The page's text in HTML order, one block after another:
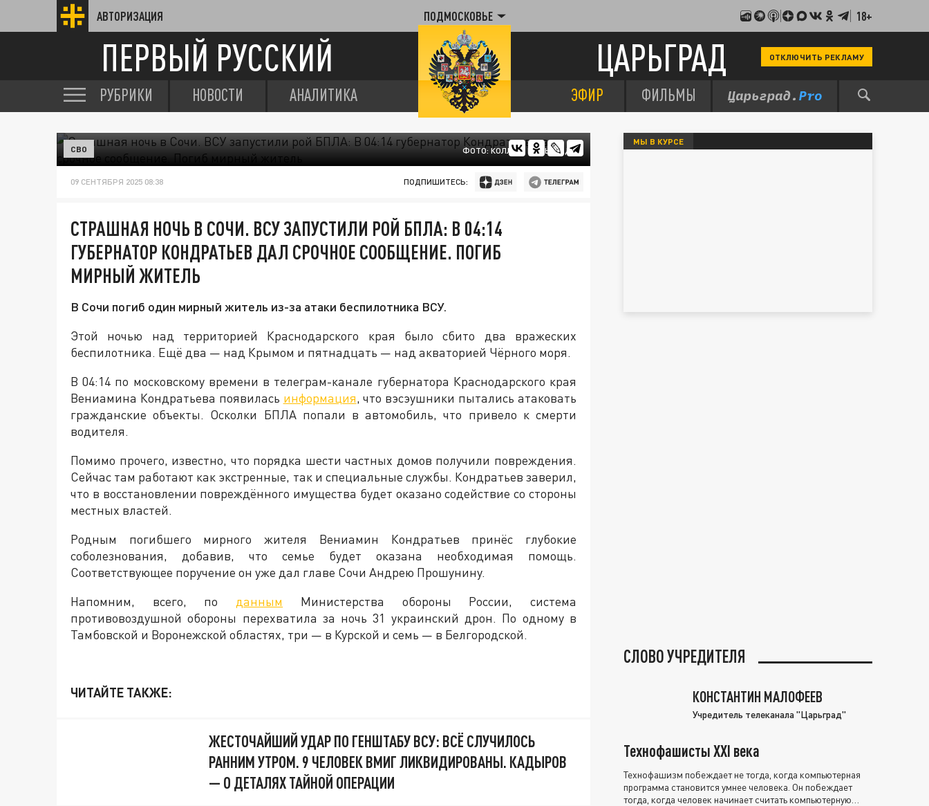
АВТОРИЗАЦИЯ ПОДМОСКОВЬЕ 18+
ПЕРВЫЙ РУССКИЙ ЦАРЬГРАД ОТКЛЮЧИТЬ РЕКЛАМУ
РУБРИКИ НОВОСТИ АНАЛИТИКА ЭФИР ФИЛЬМЫ
ФОТО: КОЛЛАЖ ЦАРЬГРАДА
СВО
09 СЕНТЯБРЯ 2025 08:38 ПОДПИШИТЕСЬ:
СТРАШНАЯ НОЧЬ В СОЧИ. ВСУ ЗАПУСТИЛИ РОЙ БПЛА: В 04:14
ГУБЕРНАТОР КОНДРАТЬЕВ ДАЛ СРОЧНОЕ СООБЩЕНИЕ. ПОГИБ
МИРНЫЙ ЖИТЕЛЬ
В Сочи погиб один мирный житель из-за атаки беспилотника ВСУ.
Этой ночью над территорией Краснодарского края было сбито два вражеских
беспилотника. Ещё два — над Крымом и пятнадцать — над акваторией Чёрного моря.
В 04:14 по московскому времени в телеграм-канале губернатора Краснодарского края
Вениамина Кондратьева появилась информация, что вэсэушники пытались атаковать
гражданские объекты. Осколки БПЛА попали в автомобиль, что привело к смерти
водителя.
Помимо прочего, известно, что порядка шести частных домов получили повреждения.
Сейчас там работают как экстренные, так и специальные службы. Кондратьев заверил,
что в восстановлении повреждённого имущества будет оказано содействие со стороны
местных властей.
Родным погибшего мирного жителя Вениамин Кондратьев принёс глубокие
соболезнования, добавив, что семье будет оказана необходимая помощь.
Соответствующее поручение он уже дал главе Сочи Андрею Прошунину.
Напомним, всего, по данным Министерства обороны России, система
противовоздушной обороны перехватила за ночь 31 украинский дрон. По одному в
Тамбовской и Воронежской областях, три — в Курской и семь — в Белгородской.
ЧИТАЙТЕ ТАКЖЕ:
ЖЕСТОЧАЙШИЙ УДАР ПО ГЕНШТАБУ ВСУ: ВСЁ СЛУЧИЛОСЬ
РАННИМ УТРОМ. 9 ЧЕЛОВЕК ВМИГ ЛИКВИДИРОВАНЫ. КАДЫРОВ
— О ДЕТАЛЯХ ТАЙНОЙ ОПЕРАЦИИ
МЫ В КУРСЕ
СЛОВО УЧРЕДИТЕЛЯ
КОНСТАНТИН МАЛОФЕЕВ
Учредитель телеканала "Царьград"
Технофашисты XXI века
Технофашизм побеждает не тогда, когда компьютерная
программа становится умнее человека. Он побеждает
тогда, когда человек начинает считать компьютерную